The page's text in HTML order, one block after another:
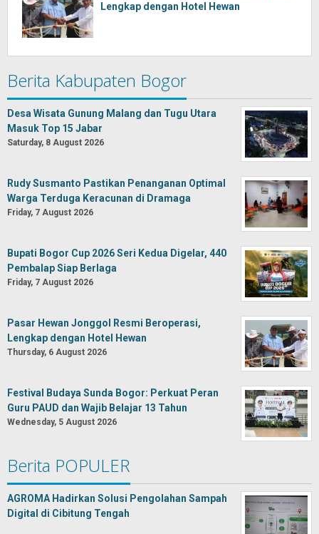
Lengkap dengan Hotel Hewan
Berita Kabupaten Bogor
Desa Wisata Gunung Malang dan Tugu Utara
Masuk Top 15 Jabar
Saturday, 8 August 2026
Rudy Susmanto Pastikan Penanganan Optimal
Warga Terduga Keracunan di Dramaga
Friday, 7 August 2026
Bupati Bogor Cup 2026 Seri Kedua Digelar, 440
Pembalap Siap Berlaga
Friday, 7 August 2026
Pasar Hewan Jonggol Resmi Beroperasi,
Lengkap dengan Hotel Hewan
Thursday, 6 August 2026
Festival Budaya Sunda Bogor: Perkuat Peran
Guru PAUD dan Wajib Belajar 13 Tahun
Wednesday, 5 August 2026
Berita POPULER
AGROMA Hadirkan Solusi Pengolahan Sampah
Digital di Cibitung Tengah